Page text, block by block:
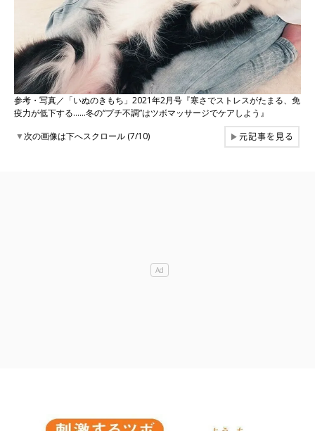
参考・写真／「いぬのきもち」2021年2月号『寒さでストレスがたまる、免
疫力が低下する……冬の“プチ不調”はツボマッサージでケアしよう』
▼次の画像は下へスクロール (7/10) ▶元記事を見る